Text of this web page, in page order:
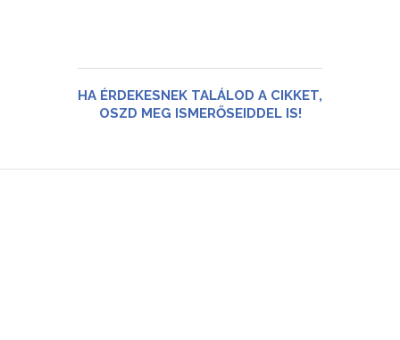
HA ÉRDEKESNEK TALÁLOD A CIKKET,
OSZD MEG ISMERŐSEIDDEL IS!